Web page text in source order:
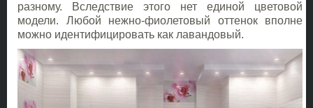
разному. Вследствие этого нет единой цветовой
модели. Любой нежно-фиолетовый оттенок вполне
можно идентифицировать как лавандовый.